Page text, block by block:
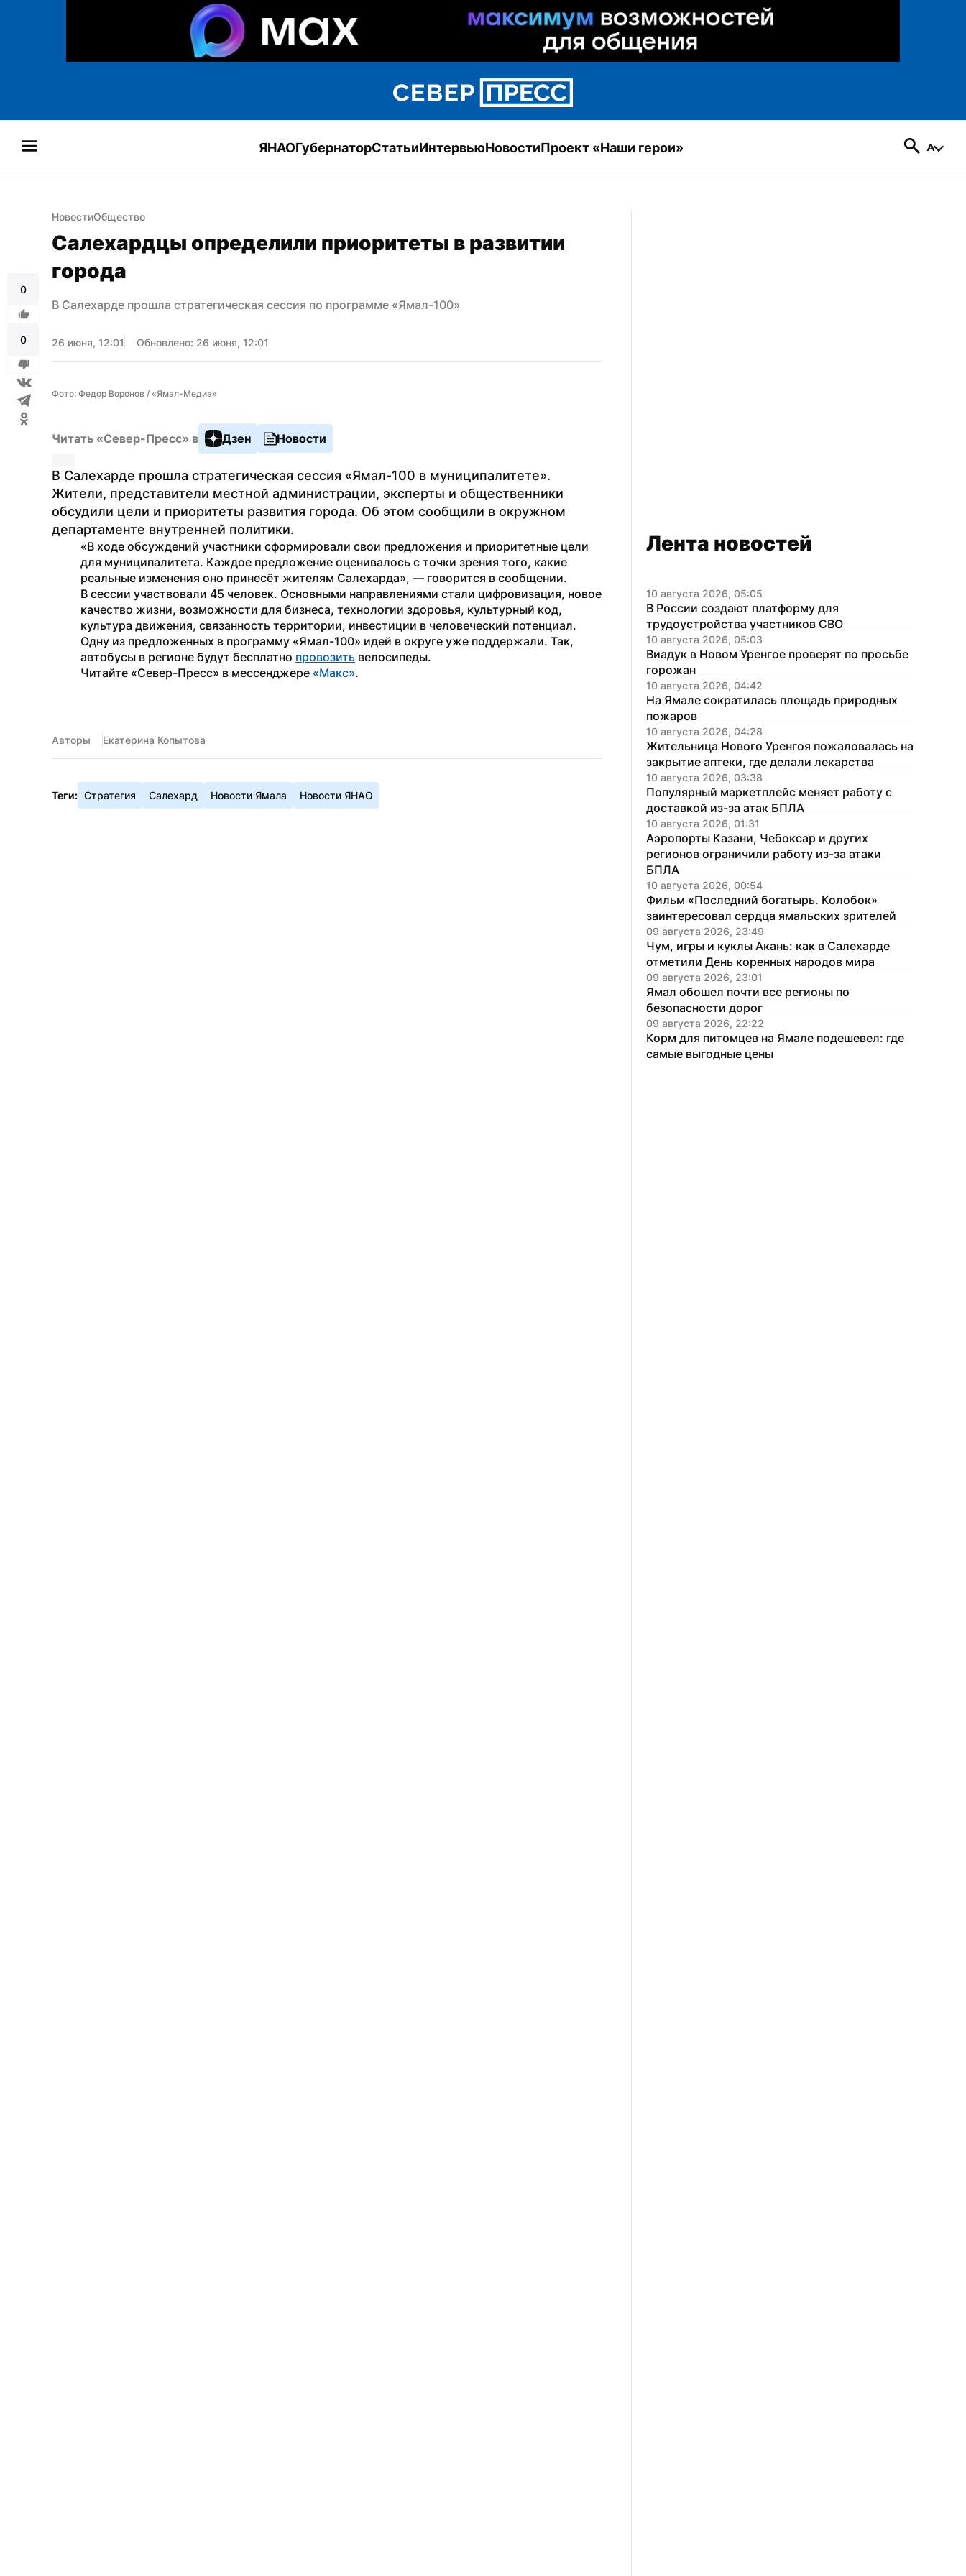
ЯНАОГубернаторСтатьиИнтервьюНовостиПроект «Наши герои»
0
0
НовостиОбщество
Салехардцы определили приоритеты в развитии
города
В Салехарде прошла стратегическая сессия по программе «Ямал-100»
26 июня, 12:01 Обновлено: 26 июня, 12:01
Фото: Федор Воронов / «Ямал-Медиа»
Читать «Север-Пресс» в Дзен Новости
В Салехарде прошла стратегическая сессия «Ямал-100 в муниципалитете».
Жители, представители местной администрации, эксперты и общественники
обсудили цели и приоритеты развития города. Об этом сообщили в окружном
департаменте внутренней политики.
«В ходе обсуждений участники сформировали свои предложения и приоритетные цели
для муниципалитета. Каждое предложение оценивалось с точки зрения того, какие
реальные изменения оно принесёт жителям Салехарда», — говорится в сообщении.
В сессии участвовали 45 человек. Основными направлениями стали цифровизация, новое
качество жизни, возможности для бизнеса, технологии здоровья, культурный код,
культура движения, связанность территории, инвестиции в человеческий потенциал.
Одну из предложенных в программу «Ямал-100» идей в округе уже поддержали. Так,
автобусы в регионе будут бесплатно провозить велосипеды.
Читайте «Север-Пресс» в мессенджере «Макс».
Авторы Екатерина Копытова
Теги: Стратегия Салехард Новости Ямала Новости ЯНАО
Лента новостей
10 августа 2026, 05:05
В России создают платформу для
трудоустройства участников СВО
10 августа 2026, 05:03
Виадук в Новом Уренгое проверят по просьбе
горожан
10 августа 2026, 04:42
На Ямале сократилась площадь природных
пожаров
10 августа 2026, 04:28
Жительница Нового Уренгоя пожаловалась на
закрытие аптеки, где делали лекарства
10 августа 2026, 03:38
Популярный маркетплейс меняет работу с
доставкой из-за атак БПЛА
10 августа 2026, 01:31
Аэропорты Казани, Чебоксар и других
регионов ограничили работу из-за атаки
БПЛА
10 августа 2026, 00:54
Фильм «Последний богатырь. Колобок»
заинтересовал сердца ямальских зрителей
09 августа 2026, 23:49
Чум, игры и куклы Акань: как в Салехарде
отметили День коренных народов мира
09 августа 2026, 23:01
Ямал обошел почти все регионы по
безопасности дорог
09 августа 2026, 22:22
Корм для питомцев на Ямале подешевел: где
самые выгодные цены